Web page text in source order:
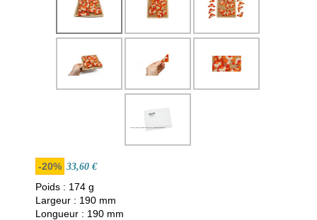
-20% 33,60 €
Poids : 174 g
Largeur : 190 mm
Longueur : 190 mm